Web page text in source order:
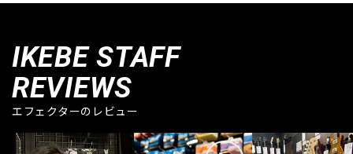
IKEBE STAFF
REVIEWS
エフェクターのレビュー